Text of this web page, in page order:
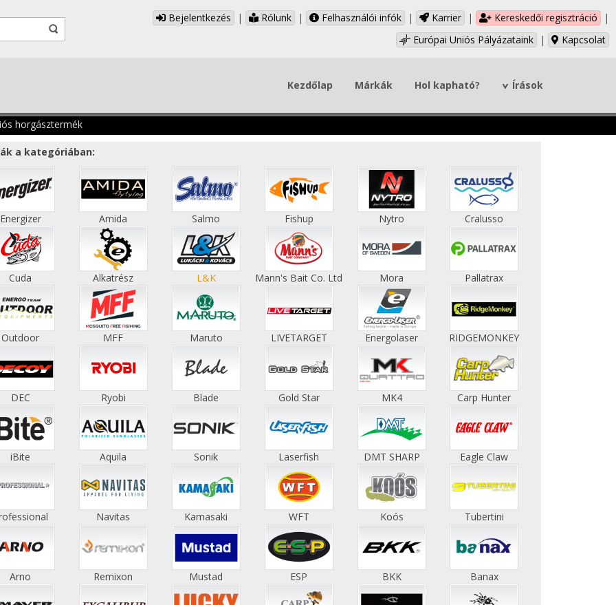
Bejelentkezés | Rólunk | Felhasználói infók | Karrier | Kereskedői regisztráció
|
Európai Uniós Pályázataink
| Kapcsolat
Kezdőlap Márkák Hol kapható? Írások
horgásztermék
a kategóriában:
Energizer Amida Salmo Fishup Nytro Cralusso
Cuda Alkatrész L&K Mann's Bait Co. Ltd Mora Pallatrax
Outdoor MFF Maruto LIVETARGET Energolaser RIDGEMONKEY
DEC Ryobi Blade Gold Star MK4 Carp Hunter
iBite Aquila Sonik Laserfish DMT SHARP Eagle Claw
Navitas Kamasaki WFT Koós Tubertini
Arno Remixon Mustad ESP BKK Banax